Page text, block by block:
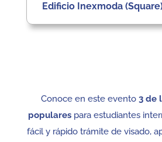
Edificio Inexmoda
Conoce en este evento3 de
populares para estudiantes
fácil y rápido trámite de visado,